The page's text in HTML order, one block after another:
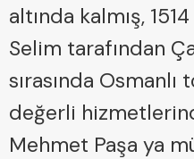
altında kalmış,
Selim tarafından
sırasında Osmanlı
değerli
Mehmet Paşa ya